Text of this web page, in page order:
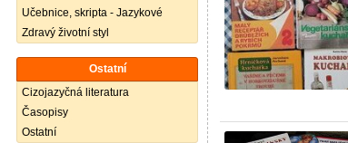
Učebnice, skripta - Jazykové
Zdravý životní styl
Ostatní
Cizojazyčná literatura
Časopisy
Ostatní